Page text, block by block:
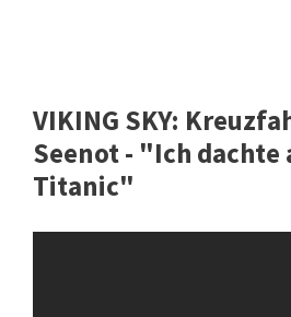
VIKING SKY:
Seenot - "Ich dachte
Titanic"